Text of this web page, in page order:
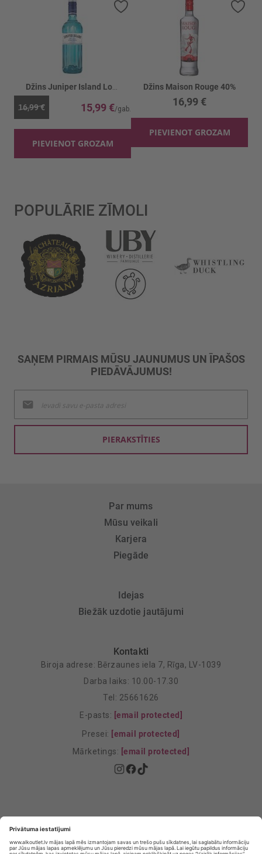
16,99 € 15,99 €
PIEVIENOT GROZAM
Pievienot vēlmju sarakstam
Džins Maison Rouge 40%
16,99 €
PIEVIENOT GROZAM
POPULĀRIE ZĪMOLI
SAŅEM PIRMAIS MŪSU JAUNUMUS UN ĪPAŠOS
PIEDĀVĀJUMUS!
jaunumu
saņemšanai:
PIERAKSTĪTIES
Par mums
Mūsu veikali
Karjera
Piegāde
Idejas
Biežāk uzdotie jautājumi
Kontakti
Biroja adrese: Bērzaunes iela 7, Rīga, LV-1039
Darba laiks: 10.00-17.30
Tel: 25661626
E-pasts: [email protected]
Presei: [email protected]
Mārketings: [email protected]
Privātuma Iestatījumi